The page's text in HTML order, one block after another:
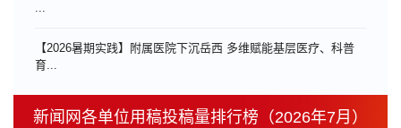
...
【2026暑期实践】附属医院下沉岳西 多维赋能基层医疗、科普
育...
新闻网各单位用稿投稿量排行榜（2026年7月）